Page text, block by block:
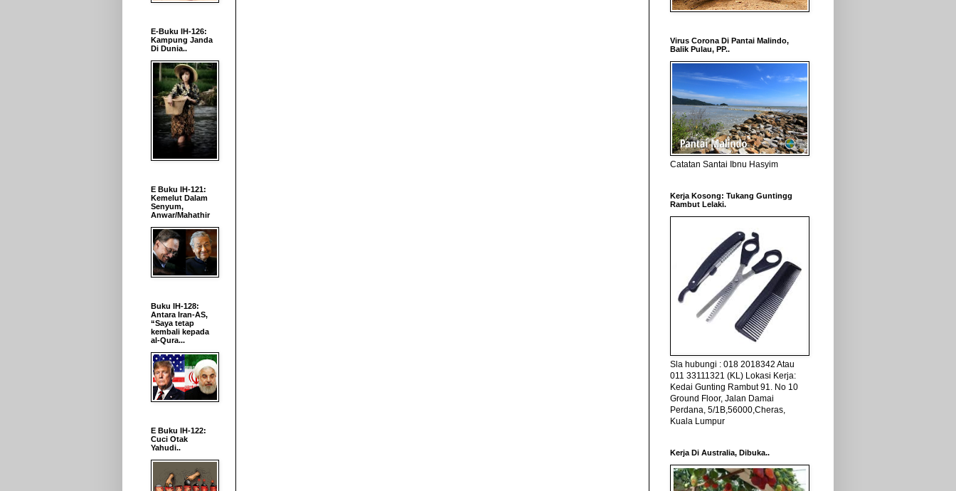
E-Buku IH-126:
Kampung Janda
Di Dunia..
E Buku IH-121:
Kemelut Dalam
Senyum,
Anwar/Mahathir
Buku IH-128:
Antara Iran-AS,
“Saya tetap
kembali kepada
al-Qura...
E Buku IH-122:
Cuci Otak
Yahudi..
Virus Corona Di Pantai Malindo,
Balik Pulau, PP..
Catatan Santai Ibnu Hasyim
Kerja Kosong: Tukang Guntingg
Rambut Lelaki.
Sla hubungi : 018 2018342 Atau
011 33111321 (KL) Lokasi Kerja:
Kedai Gunting Rambut 91. No 10
Ground Floor, Jalan Damai
Perdana, 5/1B,56000,Cheras,
Kuala Lumpur
Kerja Di Australia, Dibuka..